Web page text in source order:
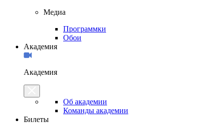
Медиа
Программки
Обои
Академия
Академия
Об академии
Команды академии
Билеты